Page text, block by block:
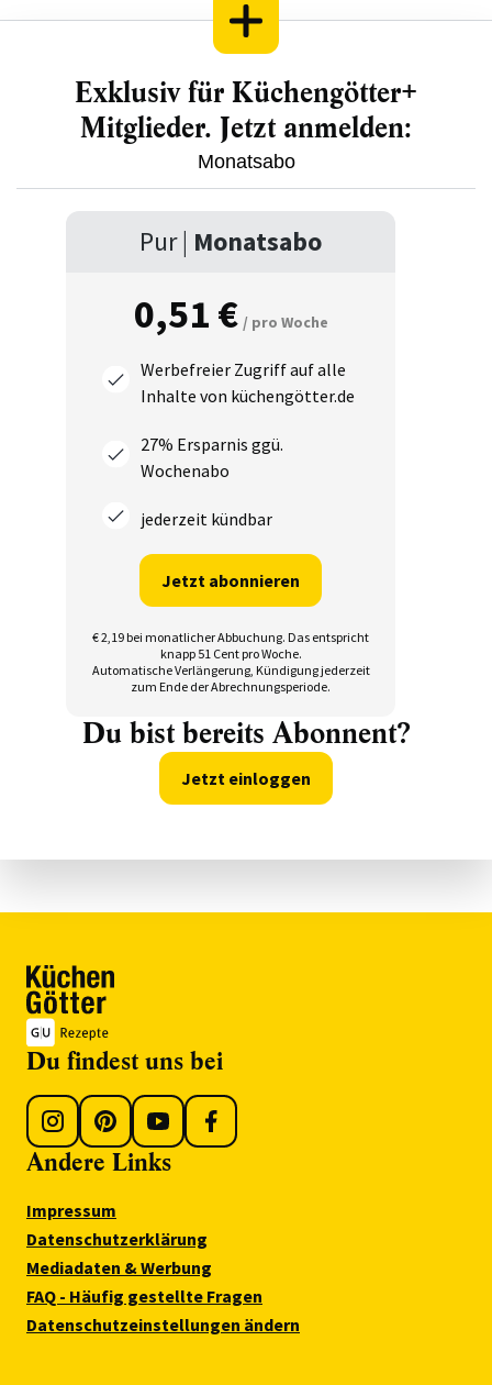
Exklusiv für Küchengötter+
Mitglieder. Jetzt anmelden:
Monatsabo
Pur | Monatsabo
0,51 € / pro Woche
Werbefreier Zugriff auf alle
Inhalte von küchengötter.de
27% Ersparnis ggü.
Wochenabo
jederzeit kündbar
Jetzt abonnieren
€ 2,19 bei monatlicher Abbuchung. Das entspricht
knapp 51 Cent pro Woche.
Automatische Verlängerung, Kündigung jederzeit
zum Ende der Abrechnungsperiode.
Du bist bereits Abonnent?
Jetzt einloggen
Du findest uns bei
Andere Links
Impressum
Datenschutzerklärung
Mediadaten & Werbung
FAQ - Häufig gestellte Fragen
Datenschutzeinstellungen ändern